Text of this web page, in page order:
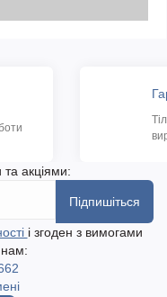
акціями:
Підпишіться
і згоден з вимогами